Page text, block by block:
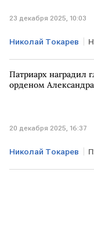
23 декабря 2025, 10:03
Николай Токарев
Черное море
Транснефть
Патриарх наградил
орденом
20 декабря 2025, 16:37
Николай Токарев
Транснефть